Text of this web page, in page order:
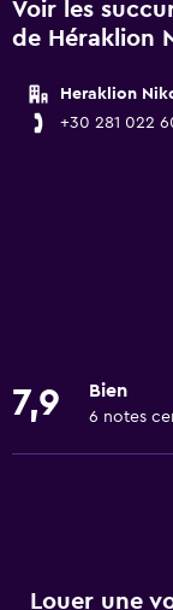
Voir les
de Héraklion
Heraklion
+30 281 022
7,9 Bien
6 notes
Louer une